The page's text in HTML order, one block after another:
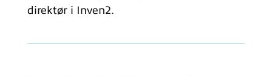
direktør i Inven2.